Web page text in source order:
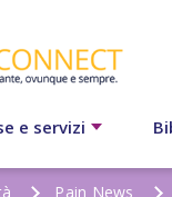
e servizi
Pain News